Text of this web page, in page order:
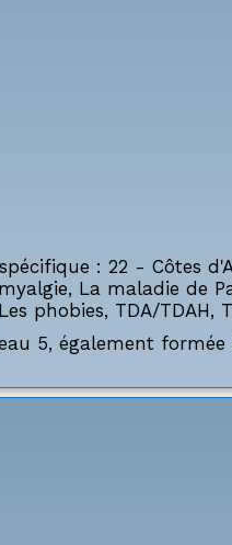
: 22 - Côtes
, La maladie de
Les phobies, TDA/TDAH,
5, également